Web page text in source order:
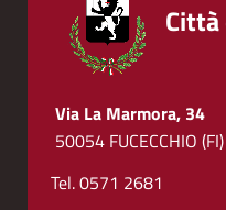
Città
Via La Marmora, 34
50054 FUCECCHIO (FI)
Tel. 0571 2681